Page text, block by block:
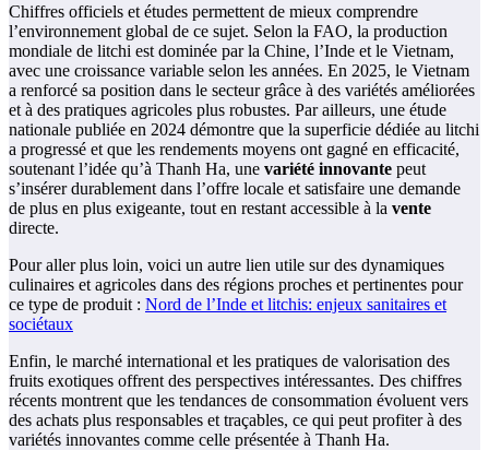
Chiffres officiels et études permettent de mieux comprendre
l’environnement global de ce sujet. Selon la FAO, la production
mondiale de litchi est dominée par la Chine, l’Inde et le Vietnam,
avec une croissance variable selon les années. En 2025, le Vietnam
a renforcé sa position dans le secteur grâce à des variétés améliorées
et à des pratiques agricoles plus robustes. Par ailleurs, une étude
nationale publiée en 2024 démontre que la superficie dédiée au litchi
a progressé et que les rendements moyens ont gagné en efficacité,
soutenant l’idée qu’à Thanh Ha, une variété innovante peut
s’insérer durablement dans l’offre locale et satisfaire une demande
de plus en plus exigeante, tout en restant accessible à la vente
directe.
Pour aller plus loin, voici un autre lien utile sur des dynamiques
culinaires et agricoles dans des régions proches et pertinentes pour
ce type de produit : Nord de l’Inde et litchis: enjeux sanitaires et
sociétaux
Enfin, le marché international et les pratiques de valorisation des
fruits exotiques offrent des perspectives intéressantes. Des chiffres
récents montrent que les tendances de consommation évoluent vers
des achats plus responsables et traçables, ce qui peut profiter à des
variétés innovantes comme celle présentée à Thanh Ha.